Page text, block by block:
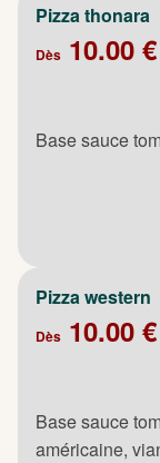
Pizza thonara
Dès 10.00 €
Base sauce
Pizza western
Dès 10.00 €
Base sauce
américaine,